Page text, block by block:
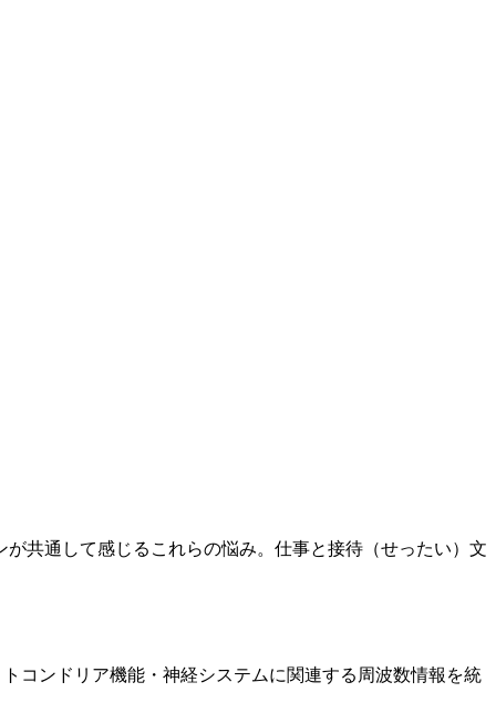
共通して感じるこれらの悩み。仕事と接待（せったい）文
コンドリア機能・神経システムに関連する周波数情報を統